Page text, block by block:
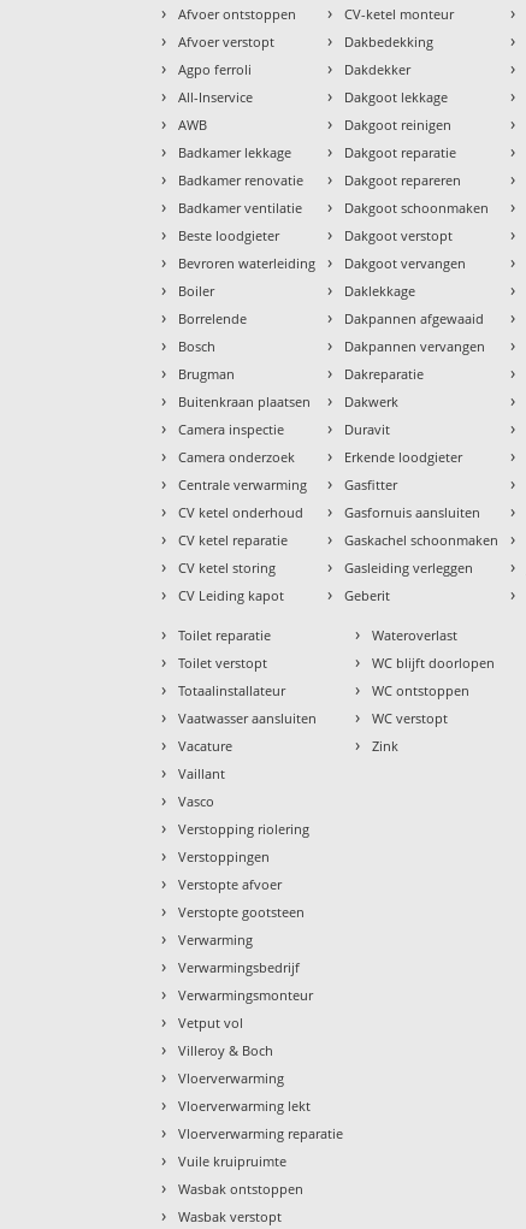
› Afvoer ontstoppen
› Afvoer verstopt
› Agpo ferroli
› All-Inservice
› AWB
› Badkamer lekkage
› Badkamer renovatie
› Badkamer ventilatie
› Beste loodgieter
› Bevroren waterleiding
› Boiler
› Borrelende
› Bosch
› Brugman
› Buitenkraan plaatsen
› Camera inspectie
› Camera onderzoek
› Centrale verwarming
› CV ketel onderhoud
› CV ketel reparatie
› CV ketel storing
› CV Leiding kapot
› CV-ketel monteur
› Dakbedekking
› Dakdekker
› Dakgoot lekkage
› Dakgoot reinigen
› Dakgoot reparatie
› Dakgoot repareren
› Dakgoot schoonmaken
› Dakgoot verstopt
› Dakgoot vervangen
› Daklekkage
› Dakpannen afgewaaid
› Dakpannen vervangen
› Dakreparatie
› Dakwerk
› Duravit
› Erkende loodgieter
› Gasfitter
› Gasfornuis aansluiten
› Gaskachel schoonmaken
› Gasleiding verleggen
› Geberit
›
›
›
›
›
›
›
›
›
›
›
›
›
›
›
›
›
›
›
›
›
›
› Toilet reparatie
› Toilet verstopt
› Totaalinstallateur
› Vaatwasser aansluiten
› Vacature
› Vaillant
› Vasco
› Verstopping riolering
› Verstoppingen
› Verstopte afvoer
› Verstopte gootsteen
› Verwarming
› Verwarmingsbedrijf
› Verwarmingsmonteur
› Vetput vol
› Villeroy & Boch
› Vloerverwarming
› Vloerverwarming lekt
› Vloerverwarming reparatie
› Vuile kruipruimte
› Wasbak ontstoppen
› Wasbak verstopt
› Wateroverlast
› WC blijft doorlopen
› WC ontstoppen
› WC verstopt
› Zink